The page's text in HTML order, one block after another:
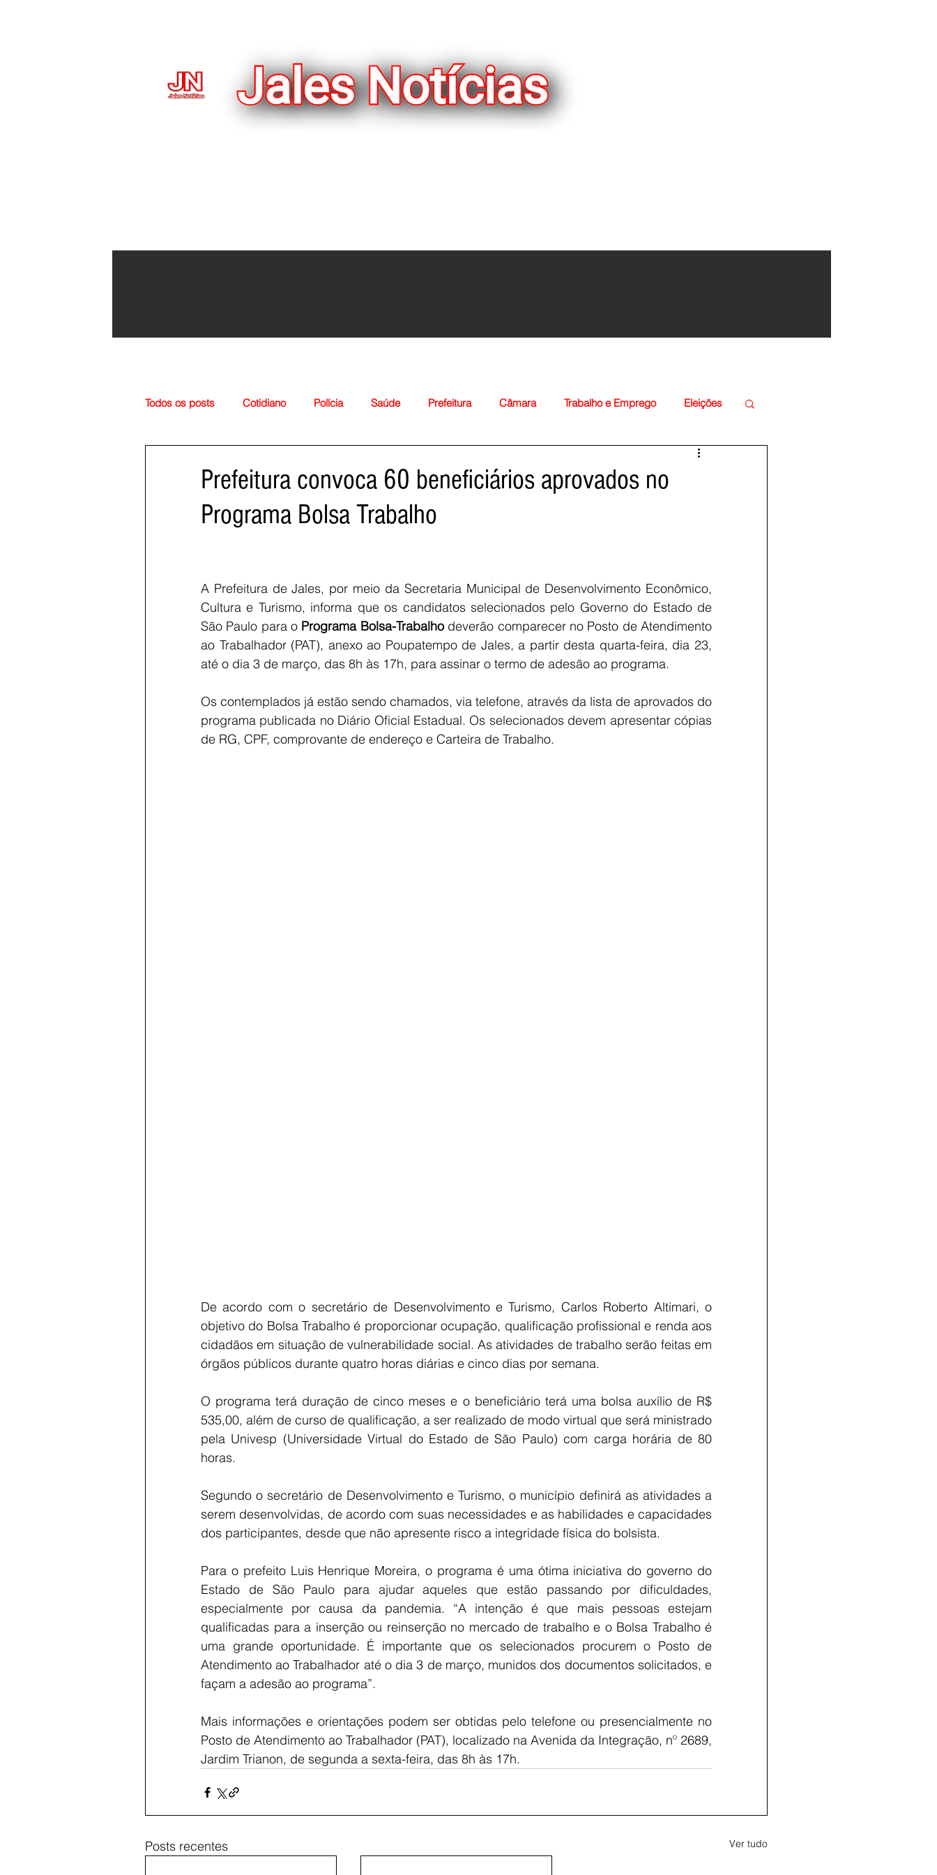
Voltar
Todos os posts Cotidiano Polícia Saúde Prefeitura Câmara Trabalho e Emprego Eleições
Prefeitura convoca 60 beneficiários aprovados no
Programa Bolsa Trabalho
A Prefeitura de Jales, por meio da Secretaria Municipal de Desenvolvimento Econômico,
Cultura e Turismo, informa que os candidatos selecionados pelo Governo do Estado de
São Paulo para o Programa Bolsa-Trabalho deverão comparecer no Posto de Atendimento
ao Trabalhador (PAT), anexo ao Poupatempo de Jales, a partir desta quarta-feira, dia 23,
até o dia 3 de março, das 8h às 17h, para assinar o termo de adesão ao programa.
Os contemplados já estão sendo chamados, via telefone, através da lista de aprovados do
programa publicada no Diário Oficial Estadual. Os selecionados devem apresentar cópias
de RG, CPF, comprovante de endereço e Carteira de Trabalho.
De acordo com o secretário de Desenvolvimento e Turismo, Carlos Roberto Altimari, o
objetivo do Bolsa Trabalho é proporcionar ocupação, qualificação profissional e renda aos
cidadãos em situação de vulnerabilidade social. As atividades de trabalho serão feitas em
órgãos públicos durante quatro horas diárias e cinco dias por semana.
O programa terá duração de cinco meses e o beneficiário terá uma bolsa auxílio de R$
535,00, além de curso de qualificação, a ser realizado de modo virtual que será ministrado
pela Univesp (Universidade Virtual do Estado de São Paulo) com carga horária de 80
horas.
Segundo o secretário de Desenvolvimento e Turismo, o município definirá as atividades a
serem desenvolvidas, de acordo com suas necessidades e as habilidades e capacidades
dos participantes, desde que não apresente risco a integridade física do bolsista.
Para o prefeito Luis Henrique Moreira, o programa é uma ótima iniciativa do governo do
Estado de São Paulo para ajudar aqueles que estão passando por dificuldades,
especialmente por causa da pandemia. “A intenção é que mais pessoas estejam
qualificadas para a inserção ou reinserção no mercado de trabalho e o Bolsa Trabalho é
uma grande oportunidade. É importante que os selecionados procurem o Posto de
Atendimento ao Trabalhador até o dia 3 de março, munidos dos documentos solicitados, e
façam a adesão ao programa”.
Mais informações e orientações podem ser obtidas pelo telefone ou presencialmente no
Posto de Atendimento ao Trabalhador (PAT), localizado na Avenida da Integração, nº 2689,
Jardim Trianon, de segunda a sexta-feira, das 8h às 17h.
Posts recentes Ver tudo